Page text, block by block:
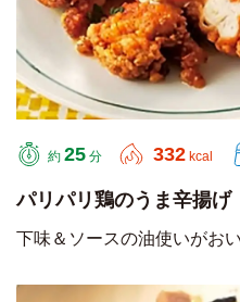
約 25 分 332 kcal
パリパリ鶏のうま辛揚げ
下味＆ソースの油使いがお